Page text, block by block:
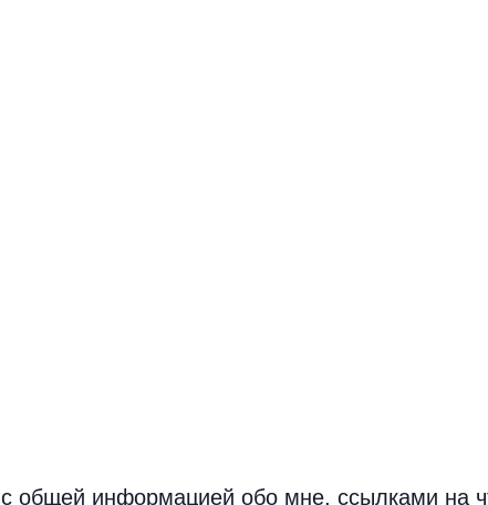
с общей информацией обо мне, ссылками на